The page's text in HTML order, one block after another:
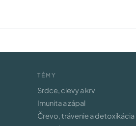
TÉMY
Srdce, cievy a krv
Imunita a zápal
Črevo, trávenie a detoxikácia